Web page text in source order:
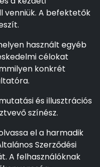
A befektetők
használt egyéb
célokat
konkrét
és illusztrációs
színész.
el a harmadik
Szerződési
A felhasználóknak